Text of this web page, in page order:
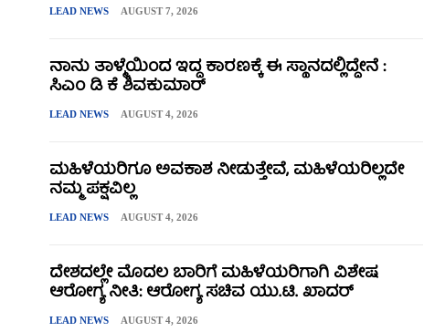
LEAD NEWS AUGUST 7, 2026
ನಾನು ತಾಳ್ಮೆಯಿಂದ ಇದ್ದ ಕಾರಣಕ್ಕೆ ಈ ಸ್ಥಾನದಲ್ಲಿದ್ದೇನೆ :
ಸಿಎಂ ಡಿ ಕೆ ಶಿವಕುಮಾರ್
LEAD NEWS AUGUST 4, 2026
ಮಹಿಳೆಯರಿಗೂ ಅವಕಾಶ ನೀಡುತ್ತೇವೆ, ಮಹಿಳೆಯರಿಲ್ಲದೇ
ನಮ್ಮ ಪಕ್ಷವಿಲ್ಲ
LEAD NEWS AUGUST 4, 2026
ದೇಶದಲ್ಲೇ ಮೊದಲ ಬಾರಿಗೆ ಮಹಿಳೆಯರಿಗಾಗಿ ವಿಶೇಷ
ಆರೋಗ್ಯ ನೀತಿ: ಆರೋಗ್ಯ ಸಚಿವ ಯು.ಟಿ. ಖಾದರ್
LEAD NEWS AUGUST 4, 2026